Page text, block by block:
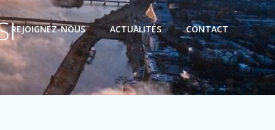
REJOIGNEZ-NOUS ACTUALITÉS CONTACT